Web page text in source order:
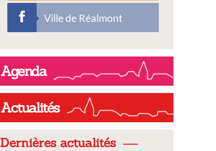
Ville de Réalmont
Agenda
Actualités
Dernières actualités